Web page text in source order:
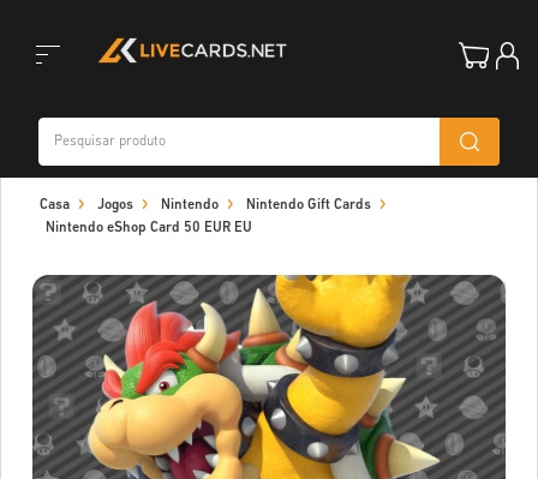
navigation
Casa Jogos Nintendo
Nintendo Gift Cards
Nintendo eShop Card 50 EUR EU